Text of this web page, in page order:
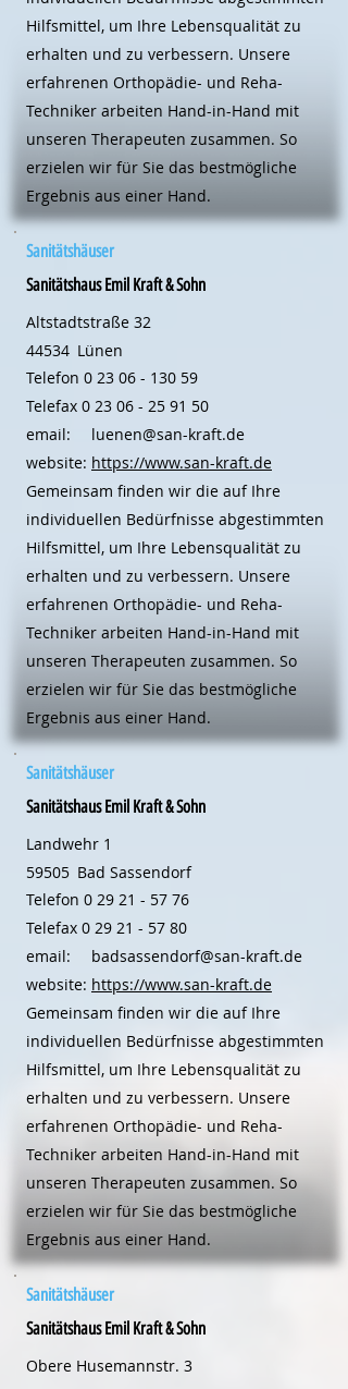
Hilfsmittel, um Ihre Lebensqualität zu
erhalten und zu verbessern. Unsere
erfahrenen Orthopädie- und Reha-
Techniker arbeiten Hand-in-Hand mit
unseren Therapeuten zusammen. So
erzielen wir für Sie das bestmögliche
Ergebnis aus einer Hand.
Sanitätshäuser
Sanitätshaus Emil Kraft & Sohn
Altstadtstraße 32
44534 Lünen
Telefon 0 23 06 - 130 59
Telefax 0 23 06 - 25 91 50
email:
website:
luenen@san-kraft.de
https://www.san-kraft.de
Gemeinsam finden wir die auf Ihre
individuellen Bedürfnisse abgestimmten
Hilfsmittel, um Ihre Lebensqualität zu
erhalten und zu verbessern. Unsere
erfahrenen Orthopädie- und Reha-
Techniker arbeiten Hand-in-Hand mit
unseren Therapeuten zusammen. So
erzielen wir für Sie das bestmögliche
Ergebnis aus einer Hand.
Sanitätshäuser
Sanitätshaus Emil Kraft & Sohn
Landwehr 1
59505 Bad Sassendorf
Telefon 0 29 21 - 57 76
Telefax 0 29 21 - 57 80
email:
website:
badsassendorf@san-kraft.de
https://www.san-kraft.de
Gemeinsam finden wir die auf Ihre
individuellen Bedürfnisse abgestimmten
Hilfsmittel, um Ihre Lebensqualität zu
erhalten und zu verbessern. Unsere
erfahrenen Orthopädie- und Reha-
Techniker arbeiten Hand-in-Hand mit
unseren Therapeuten zusammen. So
erzielen wir für Sie das bestmögliche
Ergebnis aus einer Hand.
Sanitätshäuser
Sanitätshaus Emil Kraft & Sohn
Obere Husemannstr. 3